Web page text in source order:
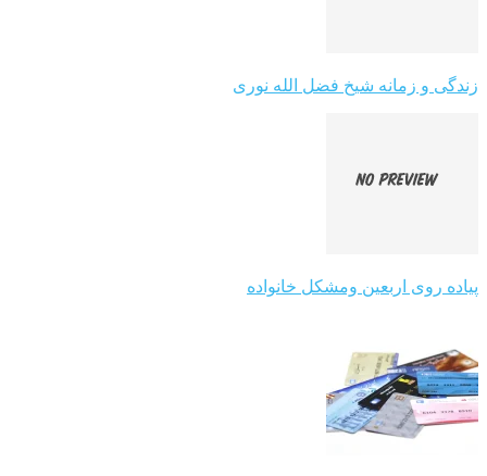
زندگی و زمانه شیخ فضل الله نوری
پیاده روی اربعین ومشکل خانواده